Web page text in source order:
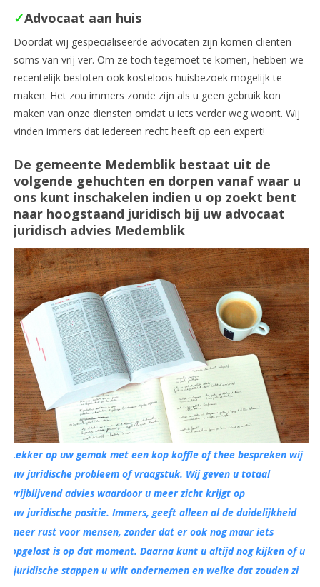
✓Advocaat aan huis
Doordat wij gespecialiseerde advocaten zijn komen cliënten
soms van vrij ver. Om ze toch tegemoet te komen, hebben we
recentelijk besloten ook kosteloos huisbezoek mogelijk te
maken. Het zou immers zonde zijn als u geen gebruik kon
maken van onze diensten omdat u iets verder weg woont. Wij
vinden immers dat iedereen recht heeft op een expert!
De gemeente Medemblik bestaat uit de
volgende gehuchten en dorpen vanaf waar u
ons kunt inschakelen indien u op zoekt bent
naar hoogstaand juridisch bij uw advocaat
juridisch advies Medemblik
Lekker op uw gemak met een kop koffie of thee bespreken wij
uw juridische probleem of vraagstuk. Wij geven u totaal
vrijblijvend advies waardoor u meer zicht krijgt op
uw juridische positie. Immers, geeft alleen al de duidelijkheid
meer rust voor mensen, zonder dat er ook nog maar iets
opgelost is op dat moment. Daarna kunt u altijd nog kijken of u
juridische stappen u wilt ondernemen en welke dat zouden zi